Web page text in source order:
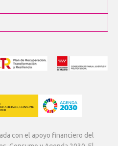
con el apoyo financiero del